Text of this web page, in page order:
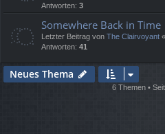
Antworten: 3
Somewhere Back in Time
Letzter Beitrag von The Clairvoyant «
Antworten: 41
Neues Thema
6 Themen •